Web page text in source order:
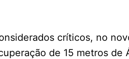
críticos, no
de 15 metros de